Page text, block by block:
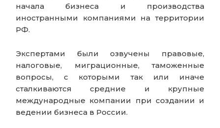
начала бизнеса и производства
иностранными компаниями на территории
РФ.
Экспертами были озвучены правовые,
налоговые, миграционные, таможенные
вопросы, с которыми так или иначе
сталкиваются средние и крупные
международные компании при создании и
ведении бизнеса в России.